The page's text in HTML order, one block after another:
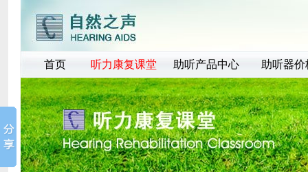
首页 听力康复课堂 助听产品中心 助听器价